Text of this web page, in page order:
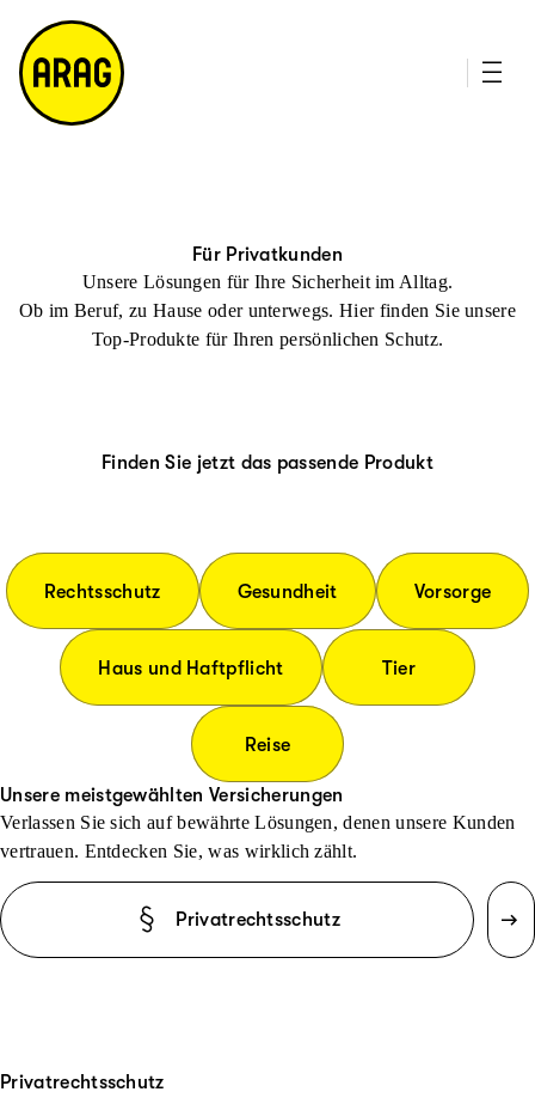
m
a
p
Für Privatkunden
Unsere Lösungen für Ihre Sicherheit im Alltag.
Ob im Beruf, zu Hause oder unterwegs. Hier finden Sie unsere
Top-Produkte für Ihren persönlichen Schutz.
Finden Sie jetzt das passende Produkt
Rechtsschutz Gesundheit Vorsorge
Haus und Haftpflicht Tier
Reise
Unsere meistgewählten Versicherungen
Verlassen Sie sich auf bewährte Lösungen, denen unsere Kunden
vertrauen. Entdecken Sie, was wirklich zählt.
Privatrechtsschutz
Privatrechtsschutz